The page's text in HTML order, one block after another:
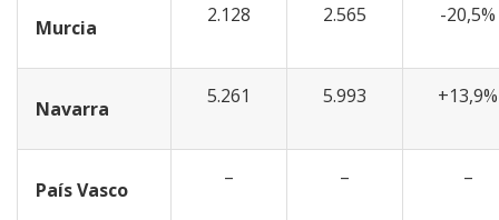
Murcia
2.128 2.565 -20,5%
Navarra
5.261 5.993 +13,9%
País Vasco
– – –